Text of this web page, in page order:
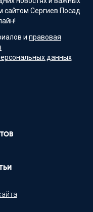
сайтом Сергиев Посад
и правовая
данных